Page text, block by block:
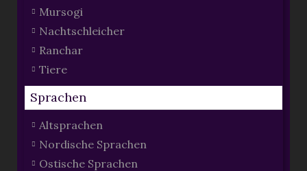
Mursogi
Nachtschleicher
Ranchar
Tiere
Sprachen
Altsprachen
Nordische Sprachen
Ostische Sprachen